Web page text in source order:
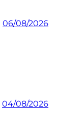
06/08/2026
04/08/2026